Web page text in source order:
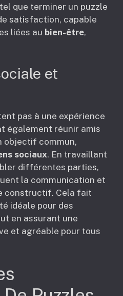
que terminer un puzzle
satisfaction, capable
liées au bien-être,
et
pas à une expérience
également réunir amis
objectif commun,
sociaux. En travaillant
différentes parties,
la communication et
constructif. Cela fait
idéale pour des
en assurant une
et agréable pour tous